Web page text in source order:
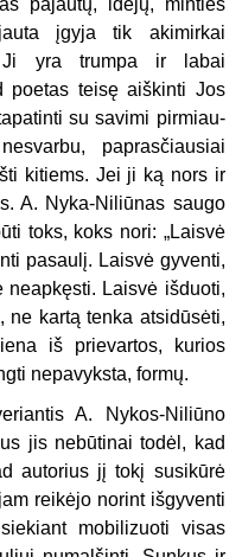
įgyja tik aki­mirkai
Ji yra trumpa ir labai
poetas teisę aiš­kinti Jos
su savimi pirmiau­
paprasčiausiai
kitiems. Jei ji ką nors ir
A. Nyka-Niliūnas saugo
toks, koks nori: „Laisvė
pasaulį. Laisvė gyventi,
neapkęsti. Laisvė išduoti,
ne kar­tą tenka atsidūsėti,
iš prievartos, ku­rios
nepavyksta, formų.
A. Nykos-Niliūno
jis ne­būtinai todėl, kad
autorius jį tokį susikūrė
reikėjo norint išgyventi
mobilizuoti visas